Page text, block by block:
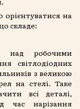
на
складе:
над робочими
світлодіодних
з великою
на стелі. Таке
всі деталі,
час нарізання